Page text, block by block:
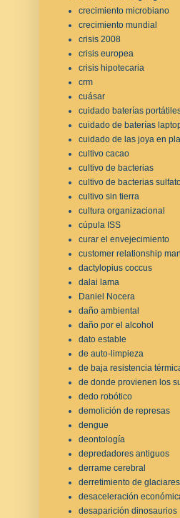
crecimiento microbiano
crecimiento mundial
crisis 2008
crisis europea
crisis hipotecaria
crm
cuásar
cuidado baterías
cuidado de baterías
cuidado de las joya en
cultivo cacao
cultivo de bacterias
cultivo de bacterias
cultivo sin tierra
cultura organizacional
cúpula ISS
curar el envejecimiento
customer relationship
dactylopius coccus
dalai lama
Daniel Nocera
daño ambiental
daño por el alcohol
dato estable
de auto-limpieza
de baja resistencia
de donde provienen los
dedo robótico
demolición de represas
dengue
deontología
depredadores antiguos
derrame cerebral
derretimiento de glaciares
desaceleración
desaparición dinosaurios